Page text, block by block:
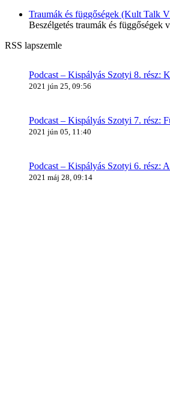
Traumák és függőségek (Kult Talk
Beszélgetés traumák és függőségek
RSS lapszemle
Podcast – Kispályás Szotyi 8. rész:
2021 jún 25, 09:56
Podcast – Kispályás Szotyi 7. rész:
2021 jún 05, 11:40
Podcast – Kispályás Szotyi 6. rész:
2021 máj 28, 09:14